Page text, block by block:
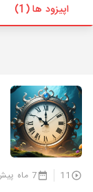
اپیزود ها (1)
11 7 ماه پیش